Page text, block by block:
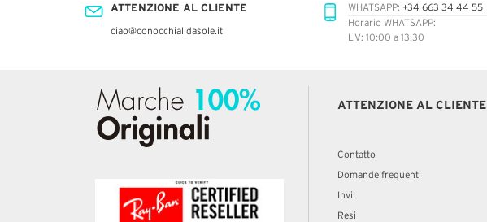
ATTENZIONE AL CLIENTE
ciao@conocchialidasole.it
WHATSAPP: +34 663 34 44 55
Horario WHATSAPP:
L-V: 10:00 a 13:30
ATTENZIONE AL CLIENTE
Contatto
Domande frequenti
Invii
Resi